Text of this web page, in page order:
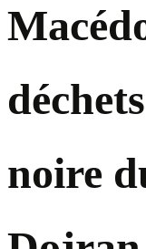
noire